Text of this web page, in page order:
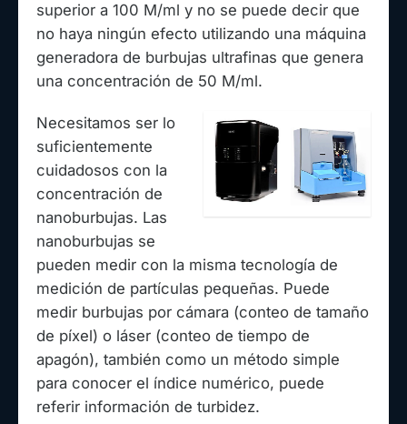
superior a 100 M/ml y no se puede decir que
no haya ningún efecto utilizando una máquina
generadora de burbujas ultrafinas que genera
una concentración de 50 M/ml.
Necesitamos ser lo
suficientemente
cuidadosos con la
concentración de
nanoburbujas. Las
nanoburbujas se
pueden medir con la misma tecnología de
medición de partículas pequeñas. Puede
medir burbujas por cámara (conteo de tamaño
de píxel) o láser (conteo de tiempo de
apagón), también como un método simple
para conocer el índice numérico, puede
referir información de turbidez.